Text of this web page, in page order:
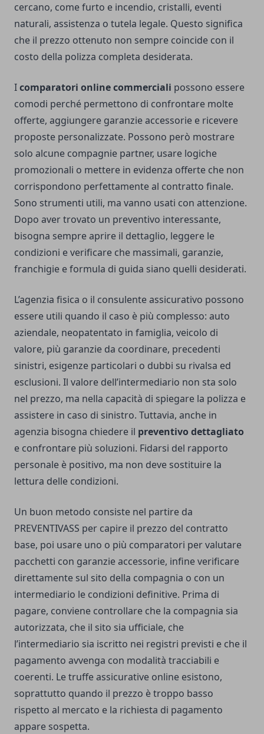
cercano, come furto e incendio, cristalli, eventi
naturali, assistenza o tutela legale. Questo significa
che il prezzo ottenuto non sempre coincide con il
costo della polizza completa desiderata.
Icomparatori online commerciali possono essere
comodi perché permettono di confrontare molte
offerte, aggiungere garanzie accessorie e ricevere
proposte personalizzate. Possono però mostrare
solo alcune compagnie partner, usare logiche
promozionali o mettere in evidenza offerte che non
corrispondono perfettamente al contratto finale.
Sono strumenti utili, ma vanno usati con attenzione.
Dopo aver trovato un preventivo interessante,
bisogna sempre aprire il dettaglio, leggere le
condizioni e verificare che massimali, garanzie,
franchigie e formula di guida siano quelli desiderati.
L’agenzia fisica o il consulente assicurativo possono
essere utili quando il caso è più complesso: auto
aziendale, neopatentato in famiglia, veicolo di
valore, più garanzie da coordinare, precedenti
sinistri, esigenze particolari o dubbi su rivalsa ed
esclusioni. Il valore dell’intermediario non sta solo
nel prezzo, ma nella capacità di spiegare la polizza e
assistere in caso di sinistro. Tuttavia, anche in
agenzia bisogna chiedere il preventivo dettagliato
e confrontare più soluzioni. Fidarsi del rapporto
personale è positivo, ma non deve sostituire la
lettura delle condizioni.
Un buon metodo consiste nel partire da
PREVENTIVASS per capire il prezzo del contratto
base, poi usare uno o più comparatori per valutare
pacchetti con garanzie accessorie, infine verificare
direttamente sul sito della compagnia o con un
intermediario le condizioni definitive. Prima di
pagare, conviene controllare che la compagnia sia
autorizzata, che il sito sia ufficiale, che
l’intermediario sia iscritto nei registri previsti e che il
pagamento avvenga con modalità tracciabili e
coerenti. Le truffe assicurative online esistono,
soprattutto quando il prezzo è troppo basso
rispetto al mercato e la richiesta di pagamento
appare sospetta.